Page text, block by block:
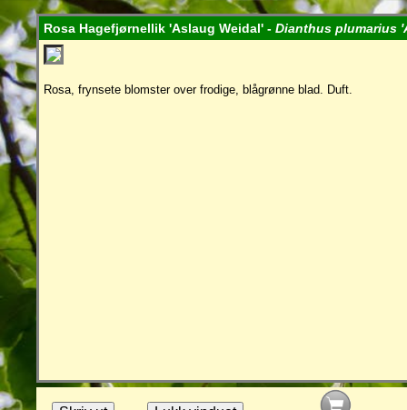
Rosa Hagefjørnellik 'Aslaug Weidal' - Dianthus plumarius
Rosa, frynsete blomster over frodige, blågrønne blad. Duft.